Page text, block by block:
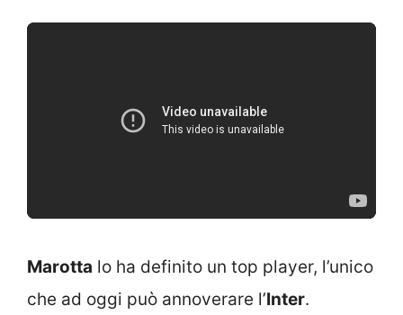
Marotta lo ha definito un top player, l’unico
che ad oggi può annoverare l’Inter.